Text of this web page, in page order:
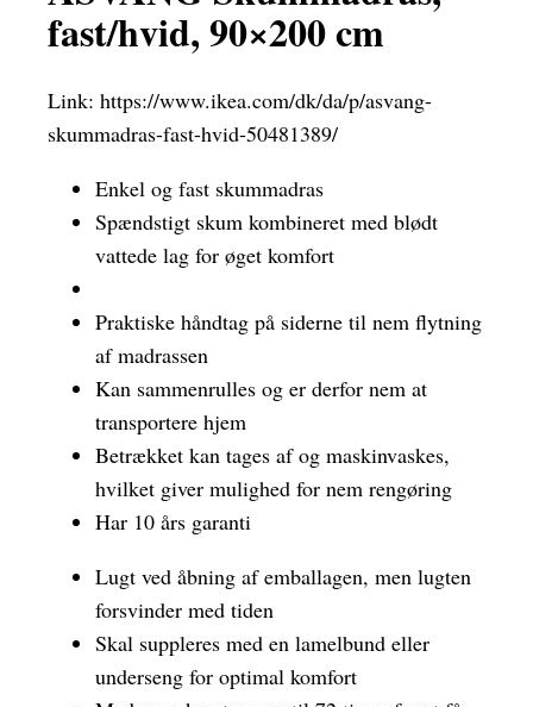
fast/hvid, 90×200 cm
Link: https://www.ikea.com/dk/da/p/asvang-
skummadras-fast-hvid-50481389/
Enkel og fast skummadras
Spændstigt skum kombineret med blødt
vattede lag for øget komfort
Praktiske håndtag på siderne til nem flytning
af madrassen
Kan sammenrulles og er derfor nem at
transportere hjem
Betrækket kan tages af og maskinvaskes,
hvilket giver mulighed for nem rengøring
Har 10 års garanti
Lugt ved åbning af emballagen, men lugten
forsvinder med tiden
Skal suppleres med en lamelbund eller
underseng for optimal komfort